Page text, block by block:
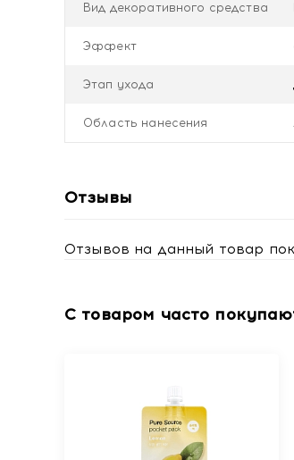
Вид декоративного средства
Эффект
Этап ухода
Область нанесения
Отзывы
Отзывов на данный товар
С товаром часто